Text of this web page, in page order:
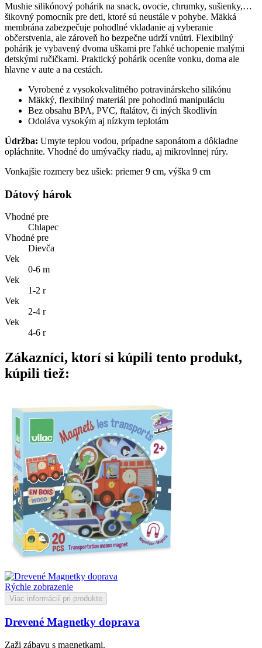
Mushie silikónový pohárik na snack, ovocie, chrumky, sušienky,…
šikovný pomocník pre deti, ktoré sú neustále v pohybe. Mäkká
membrána zabezpečuje pohodlné vkladanie aj vyberanie
občerstvenia, ale zároveň ho bezpečne udrží vnútri. Flexibilný
pohárik je vybavený dvoma uškami pre ľahké uchopenie malými
detskými ručičkami. Praktický pohárik oceníte vonku, doma ale
hlavne v aute a na cestách.
Vyrobené z vysokokvalitného potravinárskeho silikónu
Mäkký, flexibilný materiál pre pohodlnú manipuláciu
Bez obsahu BPA, PVC, ftalátov, či iných škodlivín
Odoláva vysokým aj nízkym teplotám
Údržba: Umyte teplou vodou, prípadne saponátom a dôkladne
opláchnite. Vhodné do umývačky riadu, aj mikrovlnnej rúry.
Vonkajšie rozmery bez ušiek: priemer 9 cm, výška 9 cm
Dátový hárok
Vhodné pre
Chlapec
Vhodné pre
Dievča
Vek
0-6 m
Vek
1-2 r
Vek
2-4 r
Vek
4-6 r
Zákazníci, ktorí si kúpili tento produkt,
kúpili tiež:
Rýchle zobrazenie
Viac informácií pri produkte
Drevené Magnetky doprava
Zaži zábavu s magnetkami.